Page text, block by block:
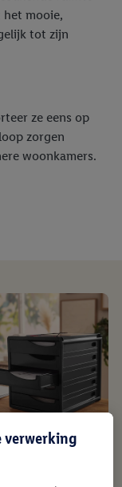
mooie,
tot zijn
ze eens op
zorgen
woonkamers.
verwerking